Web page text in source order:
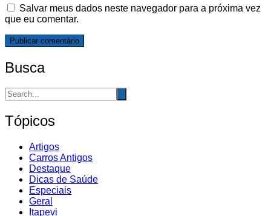
Salvar meus dados neste navegador para a próxima vez
que eu comentar.
Busca
Tópicos
Artigos
Carros Antigos
Destaque
Dicas de Saúde
Especiais
Geral
Itapevi